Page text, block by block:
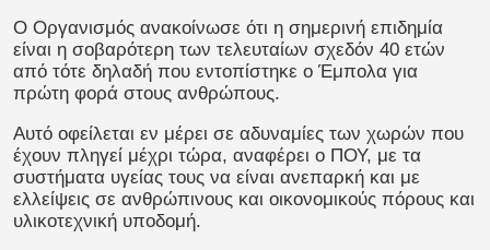
Ο Οργανισμός ανακοίνωσε ότι η σημερινή επιδημία
είναι η σοβαρότερη των τελευταίων σχεδόν 40 ετών
από τότε δηλαδή που εντοπίστηκε ο Έμπολα για
πρώτη φορά στους ανθρώπους.
Αυτό οφείλεται εν μέρει σε αδυναμίες των χωρών που
έχουν πληγεί μέχρι τώρα, αναφέρει ο ΠΟΥ, με τα
συστήματα υγείας τους να είναι ανεπαρκή και με
ελλείψεις σε ανθρώπινους και οικονομικούς πόρους και
υλικοτεχνική υποδομή.